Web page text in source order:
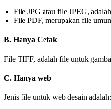
File JPG atau file JPEG,
File PDF, merupakan file
B. Hanya Cetak
File TIFF, adalah file untuk
C. Hanya web
Jenis file untuk web desain adalah: